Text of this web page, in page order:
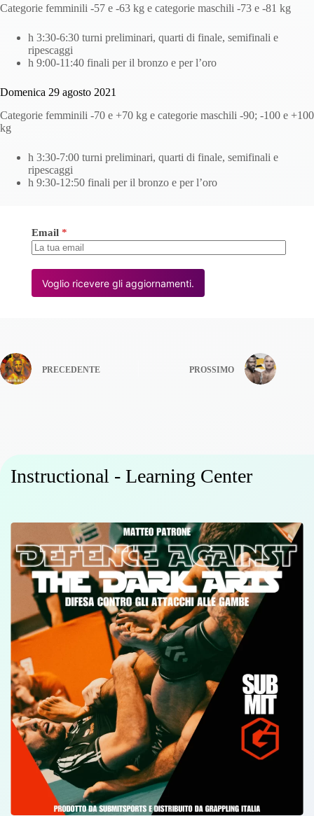
Categorie femminili -57 e -63 kg e categorie maschili -73 e -81 kg
h 3:30-6:30 turni preliminari, quarti di finale, semifinali e
ripescaggi
h 9:00-11:40 finali per il bronzo e per l’oro
Domenica 29 agosto 2021
Categorie femminili -70 e +70 kg e categorie maschili -90; -100 e +100
kg
h 3:30-7:00 turni preliminari, quarti di finale, semifinali e
ripescaggi
h 9:30-12:50 finali per il bronzo e per l’oro
Email *
Voglio ricevere gli aggiornamenti.
PRECEDENTE PROSSIMO
Instructional - Learning Center